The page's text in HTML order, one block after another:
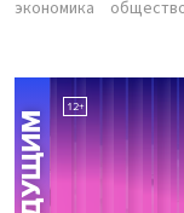
экономика